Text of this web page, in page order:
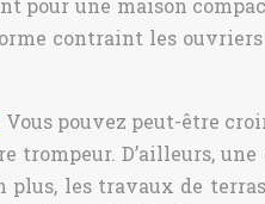
une maison
contraint les
Vous pouvez peut-être
trompeur. D’ailleurs,
les travaux de